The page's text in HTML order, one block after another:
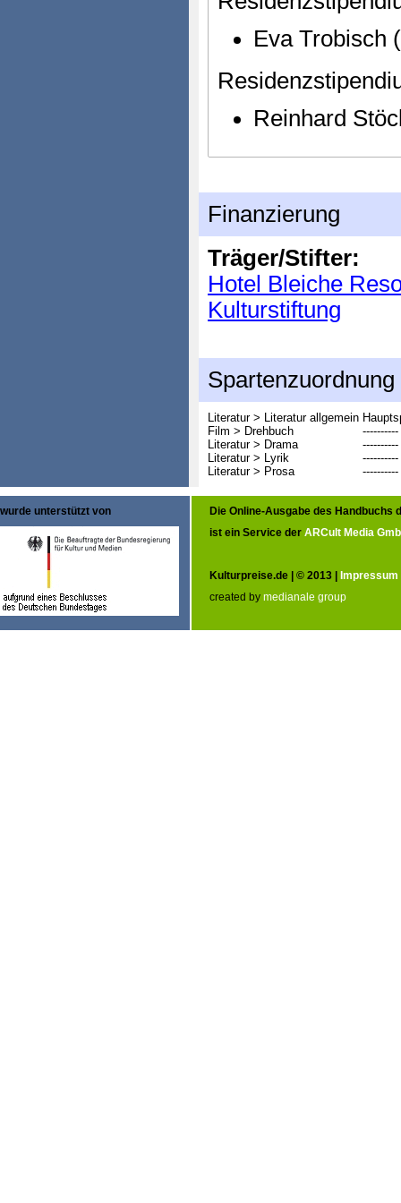
Eva Trobisch
Reinhard
Finanzierung
Träger/Stifter:
Hotel Bleiche
Kulturstiftung
Spartenzuordnung
Literatur > Literatur allgemein
Film > Drehbuch
----------
Literatur > Drama
----------
Literatur > Lyrik
----------
Literatur > Prosa
----------
wurde unterstützt von
Die Online-Ausgabe des Handbuchs
ist ein Service der ARCult Media
Kulturpreise.de | © 2013 | Impressum
created by medianale group